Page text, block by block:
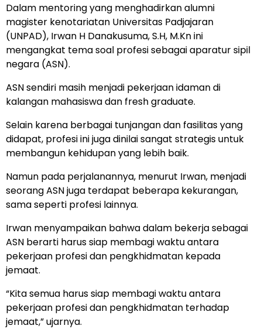
Dalam mentoring yang menghadirkan alumni
magister kenotariatan Universitas Padjajaran
(UNPAD), Irwan H Danakusuma, S.H, M.Kn ini
mengangkat tema soal profesi sebagai aparatur sipil
negara (ASN).
ASN sendiri masih menjadi pekerjaan idaman di
kalangan mahasiswa dan fresh graduate.
Selain karena berbagai tunjangan dan fasilitas yang
didapat, profesi ini juga dinilai sangat strategis untuk
membangun kehidupan yang lebih baik.
Namun pada perjalanannya, menurut Irwan, menjadi
seorang ASN juga terdapat beberapa kekurangan,
sama seperti profesi lainnya.
Irwan menyampaikan bahwa dalam bekerja sebagai
ASN berarti harus siap membagi waktu antara
pekerjaan profesi dan pengkhidmatan kepada
jemaat.
“Kita semua harus siap membagi waktu antara
pekerjaan profesi dan pengkhidmatan terhadap
jemaat,” ujarnya.